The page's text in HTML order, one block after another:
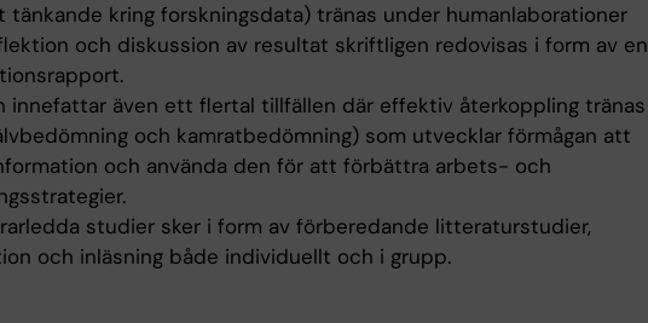
tänkande kring forskningsdata) tränas under humanlaborationer
och diskussion av resultat skriftligen redovisas i form av en
innefattar även ett flertal tillfällen där effektiv återkoppling tränas
och kamratbedömning) som utvecklar förmågan att
och använda den för att förbättra arbets- och
studier sker i form av förberedande litteraturstudier,
och inläsning både individuellt och i grupp.